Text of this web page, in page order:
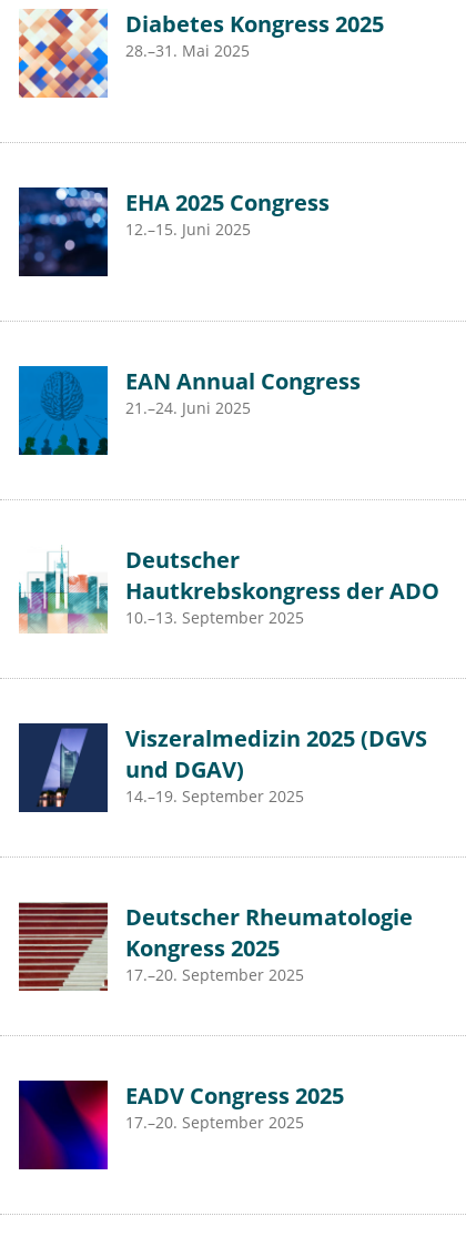
Diabetes Kongress 2025
28.–31. Mai 2025
EHA 2025 Congress
12.–15. Juni 2025
EAN Annual Congress
21.–24. Juni 2025
Deutscher
Hautkrebskongress der ADO
10.–13. September 2025
Viszeralmedizin 2025 (DGVS
und DGAV)
14.–19. September 2025
Deutscher Rheumatologie
Kongress 2025
17.–20. September 2025
EADV Congress 2025
17.–20. September 2025